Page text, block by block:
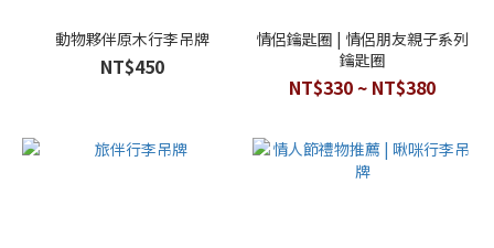
動物夥伴原木行李吊牌
NT$450
情侶鑰匙圈 | 情侶朋友親子系列
鑰匙圈
NT$330 ~ NT$380